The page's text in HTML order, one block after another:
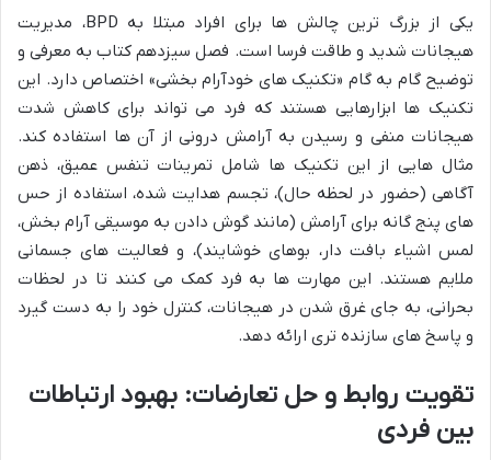
یکی از بزرگ ترین چالش ها برای افراد مبتلا به BPD، مدیریت
هیجانات شدید و طاقت فرسا است. فصل سیزدهم کتاب به معرفی و
توضیح گام به گام «تکنیک های خودآرام بخشی» اختصاص دارد. این
تکنیک ها ابزارهایی هستند که فرد می تواند برای کاهش شدت
هیجانات منفی و رسیدن به آرامش درونی از آن ها استفاده کند.
مثال هایی از این تکنیک ها شامل تمرینات تنفس عمیق، ذهن
آگاهی (حضور در لحظه حال)، تجسم هدایت شده، استفاده از حس
های پنج گانه برای آرامش (مانند گوش دادن به موسیقی آرام بخش،
لمس اشیاء بافت دار، بوهای خوشایند)، و فعالیت های جسمانی
ملایم هستند. این مهارت ها به فرد کمک می کنند تا در لحظات
بحرانی، به جای غرق شدن در هیجانات، کنترل خود را به دست گیرد
و پاسخ های سازنده تری ارائه دهد.
تقویت روابط و حل تعارضات: بهبود ارتباطات
بین فردی